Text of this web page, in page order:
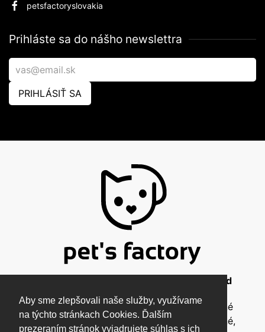
Aby sme zlepšovali naše služby, využívame
na týchto stránkach Cookies. Ďalším
prezeraním stránok vyjadrujete súhlas s ich
petsfactoryslovakia
Prihláste sa do nášho newslettra
PRIHLÁSIŤ SA
© 2026 Pet's Factory - All Rights Reserved
Táto stránka a všetky jej súčasti sú chránené
autorským zákonom a nesmú byť kopírované,